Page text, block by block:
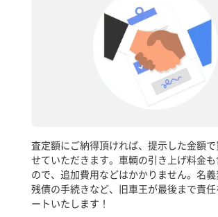
査定額にご納得頂ければ、提示した金額
せていただきます。車輌の引き上げ料金
ので、追加費用などはかかりません。名
残債の手続きなど、旧車王が最後まで責
ートいたします！